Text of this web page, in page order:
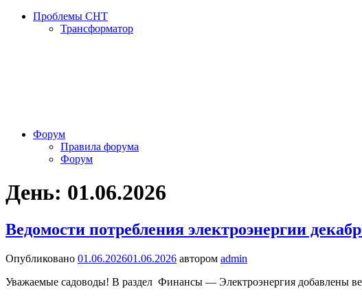
Проблемы СНТ
Трансформатор
Форум
Правила форума
Форум
День: 01.06.2026
Ведомости потребления электроэнергии
Опубликовано 01.06.202601.06.2026 автором admin
Уважаемые садоводы! В раздел Финансы — Электроэнергия добавлены